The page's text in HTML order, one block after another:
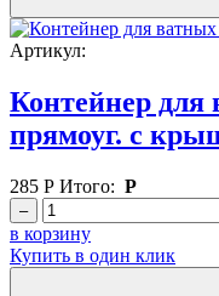
Артикул:
Контейнер для
прямоуг. с
285 Р Итого: Р
–
в корзину
Купить в один клик